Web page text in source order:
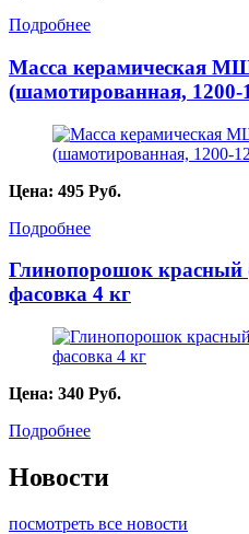
Подробнее
Масса керамическая
(шамотированная, 1200-
Цена: 495 Руб.
Подробнее
Глинопорошок красный
фасовка 4 кг
Цена: 340 Руб.
Подробнее
Новости
посмотреть все новости